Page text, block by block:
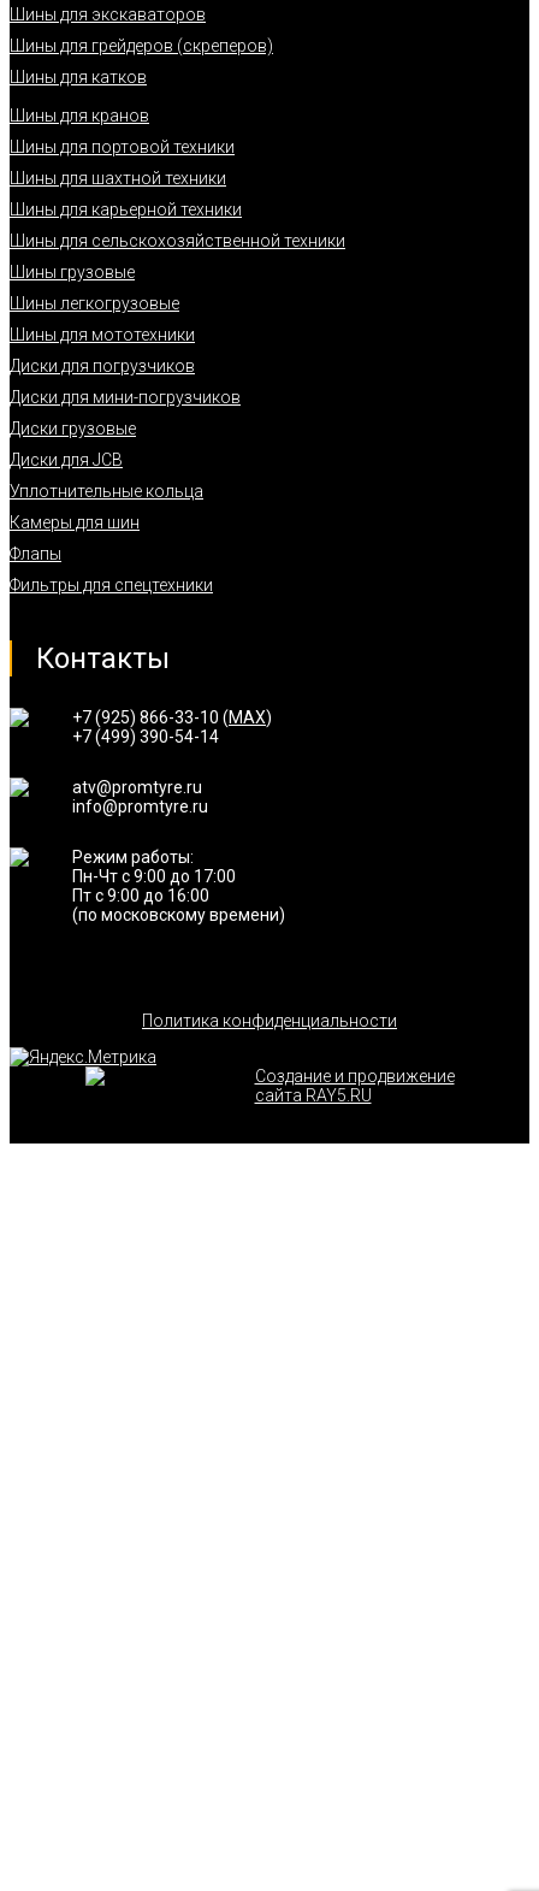
Шины для экскаваторов
Шины для грейдеров (скреперов)
Шины для катков
Шины для кранов
Шины для портовой техники
Шины для шахтной техники
Шины для карьерной техники
Шины для сельскохозяйственной техники
Шины грузовые
Шины легкогрузовые
Шины для мототехники
Диски для погрузчиков
Диски для мини-погрузчиков
Диски грузовые
Диски для JCB
Уплотнительные кольца
Камеры для шин
Флапы
Фильтры для спецтехники
Контакты
+7 (925) 866-33-10 (MAX)
+7 (499) 390-54-14
atv@promtyre.ru
info@promtyre.ru
Режим работы:
Пн-Чт с 9:00 до 17:00
Пт с 9:00 до 16:00
(по московскому времени)
Политика конфиденциальности
Создание и продвижение
сайта RAY5.RU